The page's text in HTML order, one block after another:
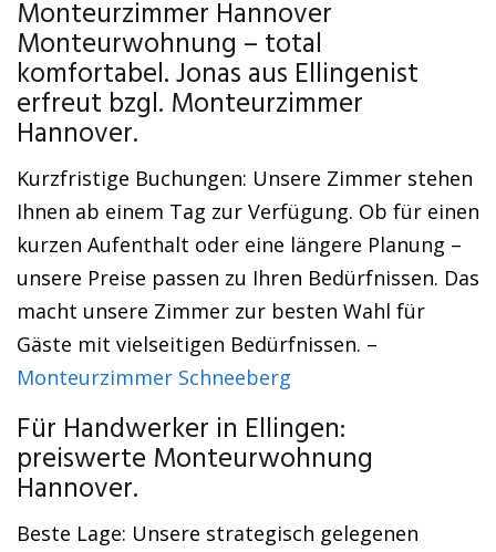
Monteurzimmer Hannover
Monteurwohnung – total
komfortabel. Jonas aus Ellingenist
erfreut bzgl. Monteurzimmer
Hannover.
Kurzfristige Buchungen: Unsere Zimmer stehen
Ihnen ab einem Tag zur Verfügung. Ob für einen
kurzen Aufenthalt oder eine längere Planung –
unsere Preise passen zu Ihren Bedürfnissen. Das
macht unsere Zimmer zur besten Wahl für
Gäste mit vielseitigen Bedürfnissen. –
Monteurzimmer Schneeberg
Für Handwerker in Ellingen:
preiswerte Monteurwohnung
Hannover.
Beste Lage: Unsere strategisch gelegenen